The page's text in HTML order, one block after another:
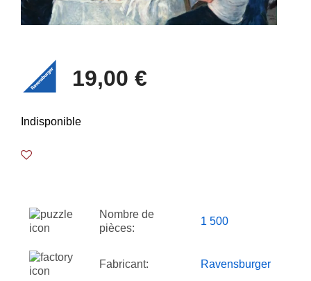
19,00 €
Indisponible
Nombre de
pièces:
1 500
Fabricant: Ravensburger